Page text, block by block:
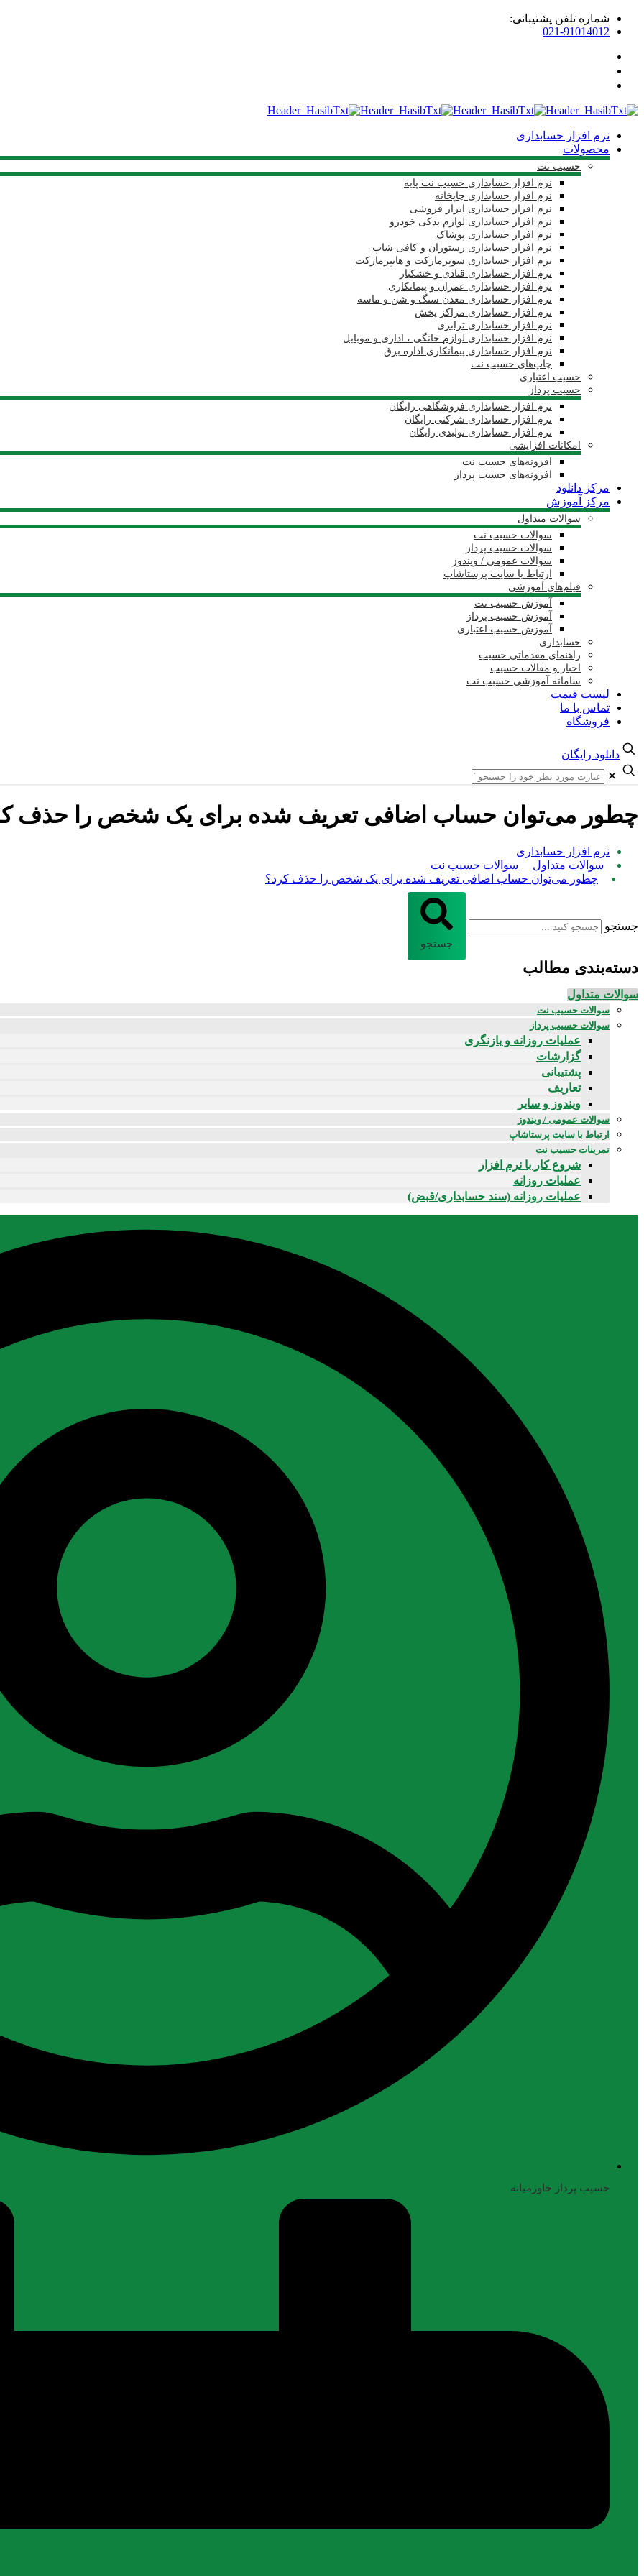
شماره تلفن پشتیبانی:
021-91014012
نرم افزار حسابداری
محصولات
حسیب نت
نرم افزار حسابداری حسیب نت پایه
نرم افزار حسابداری چاپخانه
نرم افزار حسابداری ابزار فروشی
نرم افزار حسابداری لوازم یدکی خودرو
نرم افزار حسابداری پوشاک
نرم افزار حسابداری رستوران و کافی شاپ
نرم افزار حسابداری سوپرمارکت و هایپرمارکت
نرم افزار حسابداری قنادی و خشکبار
نرم افزار حسابداری عمران و پیمانکاری
نرم افزار حسابداری معدن سنگ و شن و ماسه
نرم افزار حسابداری مراکز پخش
نرم افزار حسابداری ترابری
نرم افزار حسابداری لوازم خانگی ، اداری و موبایل
نرم افزار حسابداری پیمانکاری اداره برق
چاپ‌های حسیب نت
حسیب اعتباری
حسیب پرداز
نرم افزار حسابداری فروشگاهی رایگان
نرم افزار حسابداری شرکتی رایگان
نرم افزار حسابداری تولیدی رایگان
امکانات افزایشی
افزونه‌های حسیب نت
افزونه‌های حسیب پرداز
مرکز دانلود
مرکز آموزش
سوالات متداول
سوالات حسیب نت
سوالات حسیب پرداز
سوالات عمومی / ویندوز
ارتباط با سایت پرستاشاپ
فیلم‌های آموزشی
آموزش حسیب نت
آموزش حسیب پرداز
آموزش حسیب اعتباری
حسابداری
راهنمای مقدماتی حسیب
اخبار و مقالات حسیب
سامانه آموزشی حسیب نت
لیست قیمت
تماس با ما
فروشگاه
دانلود رایگان
✕
چطور می‌توان حساب اضافی تعریف شده برای یک شخص را حذف
نرم افزار حسابداری
سوالات متداول
سوالات حسیب نت
چطور می‌توان حساب اضافی تعریف شده برای یک شخص را حذف کرد؟
جستجو
جستجو
دسته‌بندی مطالب
سوالات متداول
سوالات حسیب نت
سوالات حسیب پرداز
عملیات روزانه و بازنگری
گزارشات
پشتیبانی
تعاریف
ویندوز و سایر
سوالات عمومی / ویندوز
ارتباط با سایت پرستاشاپ
تمرینات حسیب نت
شروع کار با نرم افزار
عملیات روزانه
عملیات روزانه (سند حسابداری/قبض)
حسیب پرداز خاورمیانه